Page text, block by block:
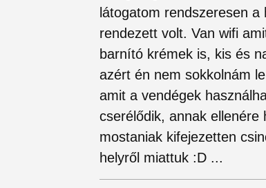
látogatom rendszeresen
rendezett volt. Van wifi
barnító krémek is, kis és
azért én nem sokkolnám
amit a vendégek
cserélődik, annak
mostaniak kifejezetten
helyről miattuk :D ...